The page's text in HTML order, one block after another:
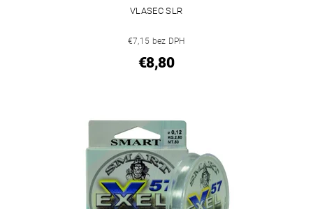
VLASEC SLR
€7,15 bez DPH
€8,80